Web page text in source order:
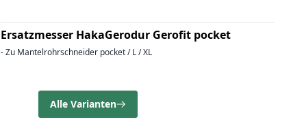
Ersatzmesser HakaGerodur Gerofit pocket
- Zu Mantelrohrschneider pocket / L / XL
Alle Varianten